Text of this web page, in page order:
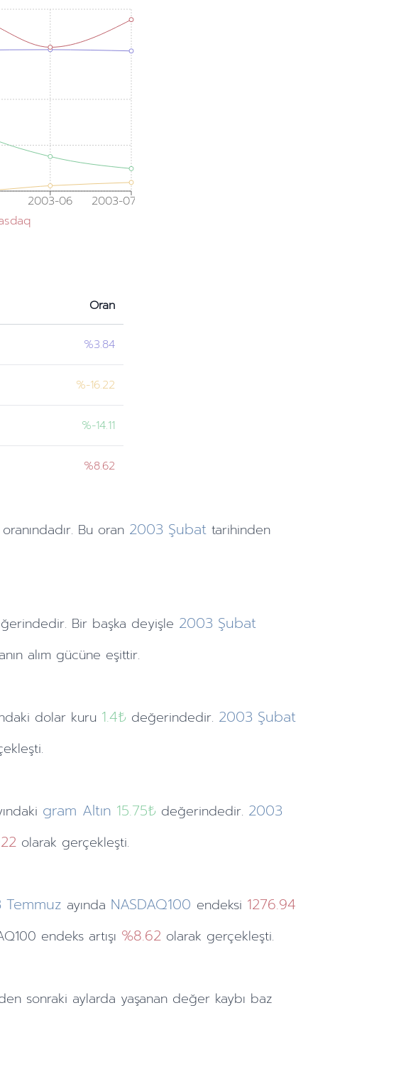
2003-06 2003-07
Oran
%3.84
%-16.22
%-14.11
%8.62
oranındadır. Bu oran 2003 Şubat tarihinden
Bir başka deyişle 2003 Şubat
alım gücüne eşittir.
dolar kuru 1.4₺ değerindedir. 2003 Şubat
gram Altın 15.75₺ değerindedir. 2003
olarak gerçekleşti.
Temmuz ayında NASDAQ100 endeksi 1276.94
endeks artışı %8.62 olarak gerçekleşti.
sonraki aylarda yaşanan değer kaybı baz